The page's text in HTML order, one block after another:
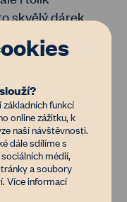
skvělý dárek
půdní
k tomu
nalhávat,
docela oříšek.
funkcí
online zážitku, k
naší návštěvnosti.
dále sdílíme s
médií,
a soubory
Více informací